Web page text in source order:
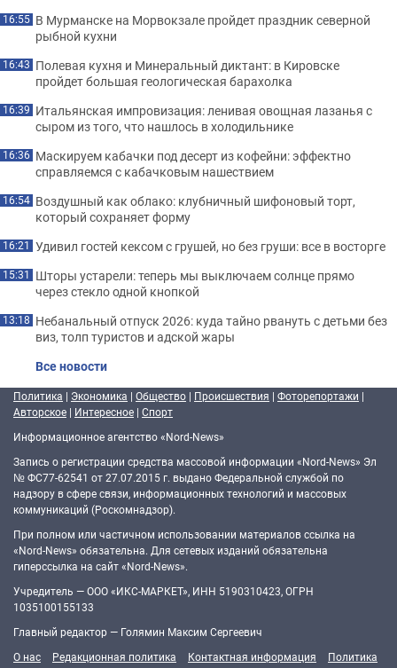
16:55 В Мурманске на Морвокзале пройдет праздник северной
рыбной кухни
16:43 Полевая кухня и Минеральный диктант: в Кировске
пройдет большая геологическая барахолка
16:39 Итальянская импровизация: ленивая овощная лазанья с
сыром из того, что нашлось в холодильнике
16:36 Маскируем кабачки под десерт из кофейни: эффектно
справляемся с кабачковым нашествием
16:54 Воздушный как облако: клубничный шифоновый торт,
который сохраняет форму
16:21 Удивил гостей кексом с грушей, но без груши: все в восторге
15:31 Шторы устарели: теперь мы выключаем солнце прямо
через стекло одной кнопкой
13:18 Небанальный отпуск 2026: куда тайно рвануть с детьми без
виз, толп туристов и адской жары
Все новости
Политика | Экономика | Общество | Происшествия | Фоторепортажи |
Авторское | Интересное | Спорт
Информационное агентство «Nord-News»
Запись о регистрации средства массовой информации «Nord-News» Эл
№ ФС77-62541 от 27.07.2015 г. выдано Федеральной службой по
надзору в сфере связи, информационных технологий и массовых
коммуникаций (Роскомнадзор).
При полном или частичном использовании материалов ссылка на
«Nord-News» обязательна. Для сетевых изданий обязательна
гиперссылка на сайт «Nord-News».
Учредитель — ООО «ИКС-МАРКЕТ», ИНН 5190310423, ОГРН
1035100155133
Главный редактор — Голямин Максим Сергеевич
О нас
Редакционная политика Контактная информация
Политика